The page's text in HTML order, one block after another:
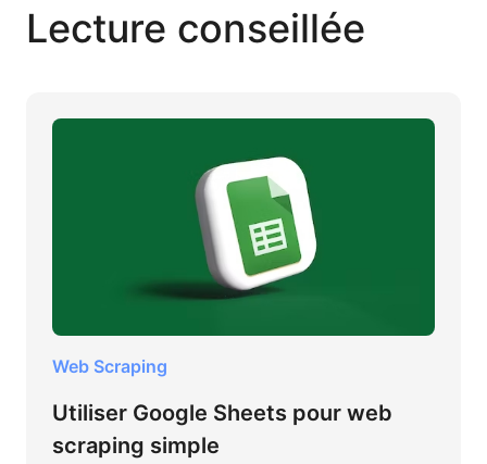
Lecture conseillée
Web Scraping
Utiliser Google Sheets pour web
scraping simple